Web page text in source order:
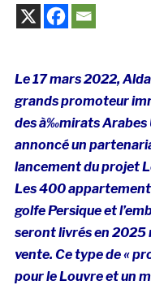
Le 17 mars 2022,
grands promoteur
des à‰mirats Arabes
annoncé un
lancement du projet
Les 400
golfe Persique et
seront livrés en 2025
vente. Ce type de «
pour le Louvre et un